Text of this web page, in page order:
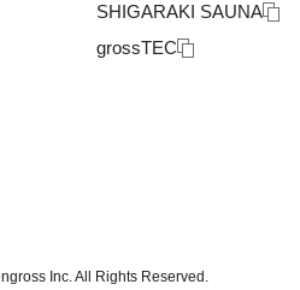
SHIGARAKI SAUNA
grossTEC
Inc. All Rights Reserved.